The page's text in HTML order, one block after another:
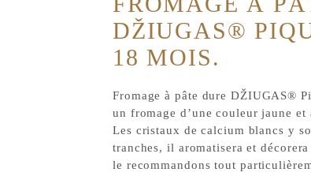
DŽIUGAS®
18 MOIS.
Fromage à pâte dure DŽIUGAS®
un fromage d’une couleur jaune
Les cristaux de calcium blancs y
tranches, il aromatisera et
le recommandons tout